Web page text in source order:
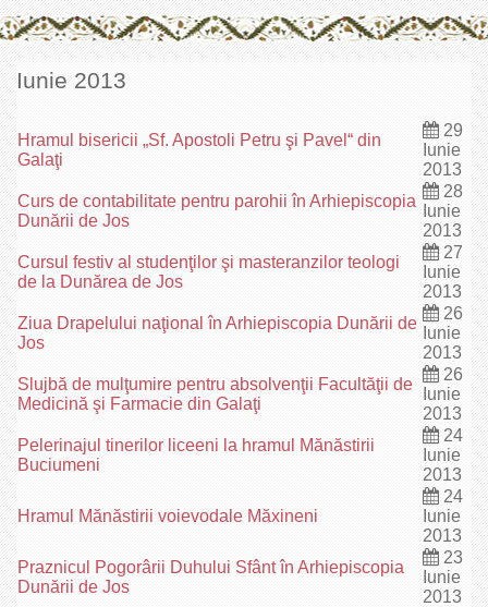
Iunie 2013
Hramul bisericii „Sf. Apostoli Petru şi Pavel“ din
Galaţi
29
Iunie
2013
Curs de contabilitate pentru parohii în Arhiepiscopia
Dunării de Jos
28
Iunie
2013
Cursul festiv al studenţilor şi masteranzilor teologi
de la Dunărea de Jos
27
Iunie
2013
Ziua Drapelului naţional în Arhiepiscopia Dunării de
Jos
26
Iunie
2013
Slujbă de mulţumire pentru absolvenţii Facultăţii de
Medicină şi Farmacie din Galaţi
26
Iunie
2013
Pelerinajul tinerilor liceeni la hramul Mănăstirii
Buciumeni
24
Iunie
2013
Hramul Mănăstirii voievodale Măxineni
24
Iunie
2013
Praznicul Pogorârii Duhului Sfânt în Arhiepiscopia
Dunării de Jos
23
Iunie
2013